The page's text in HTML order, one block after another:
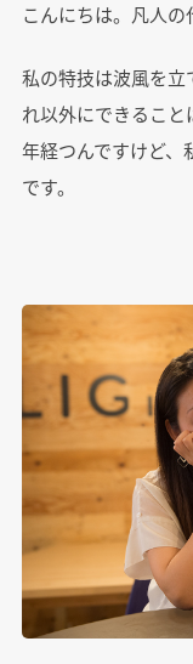
こんにちは。凡人の
私の特技は波風を立
れ以外にできるこ
年経つんですけど、
です。